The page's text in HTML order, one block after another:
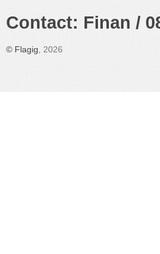
Contact: Finan /
© Flagig , 2026